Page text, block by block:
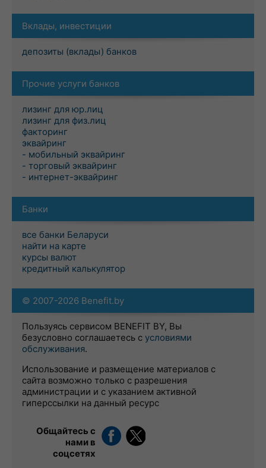
Вклады, инвестиции
депозиты (вклады) банков
Прочие услуги банков
лизинг для юр.лиц
лизинг для физ.лиц
факторинг
эквайринг
- мобильный эквайринг
- торговый эквайринг
- интернет-эквайринг
Банки
все банки Беларуси
найти на карте
курсы валют
кредитный калькулятор
© 2007-2026 Benefit.by
Пользуясь сервисом BENEFIT BY, Вы
безусловно соглашаетесь с условиями
обслуживания.
Использование и размещение материалов с
сайта возможно только с разрешения
администрации и с указанием активной
гиперссылки на данный ресурс
Общайтесь с
нами в
соцсетях